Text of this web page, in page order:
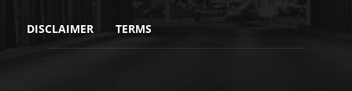
DISCLAIMER TERMS